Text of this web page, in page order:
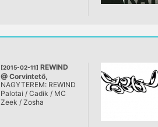
[2015-02-11] REWIND
@ Corvintető,
Budapest
NAGYTEREM: REWIND
Palotai / Cadik / MC
Zeek / Zosha